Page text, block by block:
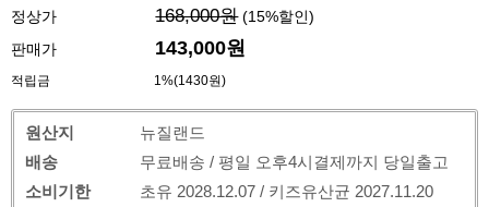
정상가 168,000원 (15%할인)
판매가
143,000원
적립금 1%(1430원)
원산지
뉴질랜드
배송
무료배송 / 평일 오후4시결제까지 당일출고
소비기한
초유 2028.12.07 / 키즈유산균 2027.11.20